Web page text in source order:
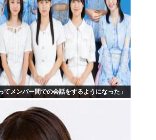
てメンバー間での会話をするようになった」